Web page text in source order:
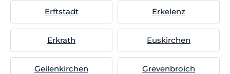
Erftstadt Erkelenz
Erkrath Euskirchen
Geilenkirchen Grevenbroich